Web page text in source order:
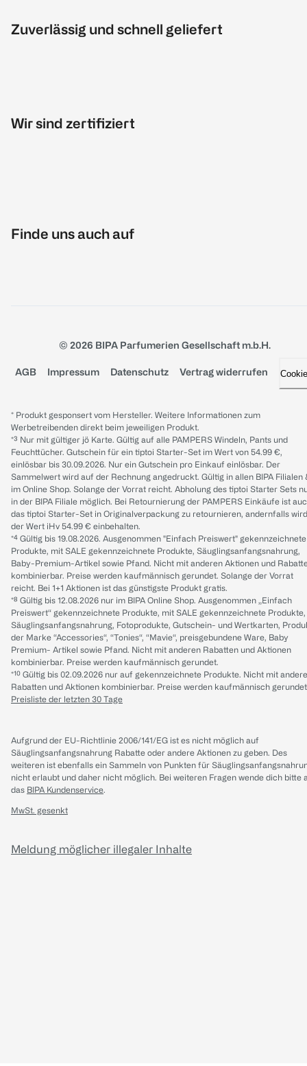
Zuverlässig und schnell geliefert
Wir sind zertifiziert
Finde uns auch auf
© 2026 BIPA Parfumerien Gesellschaft m.b.H.
AGB Impressum Datenschutz Vertrag widerrufen
* Produkt gesponsert vom Hersteller. Weitere Informationen zum
Werbetreibenden direkt beim jeweiligen Produkt.
*³ Nur mit gültiger jö Karte. Gültig auf alle PAMPERS Windeln, Pants und
Feuchttücher. Gutschein für ein tiptoi Starter-Set im Wert von 54.99 €,
einlösbar bis 30.09.2026. Nur ein Gutschein pro Einkauf einlösbar. Der
Sammelwert wird auf der Rechnung angedruckt. Gültig in allen BIPA Filialen
im Online Shop. Solange der Vorrat reicht. Abholung des tiptoi Starter Sets
in der BIPA Filiale möglich. Bei Retournierung der PAMPERS Einkäufe ist
das tiptoi Starter-Set in Originalverpackung zu retournieren, andernfalls wird
der Wert iHv 54.99 € einbehalten.
*⁴ Gültig bis 19.08.2026. Ausgenommen "Einfach Preiswert" gekennzeichnete
Produkte, mit SALE gekennzeichnete Produkte, Säuglingsanfangsnahrung,
Baby-Premium-Artikel sowie Pfand. Nicht mit anderen Aktionen und
kombinierbar. Preise werden kaufmännisch gerundet. Solange der Vorrat
reicht. Bei 1+1 Aktionen ist das günstigste Produkt gratis.
*⁸ Gültig bis 12.08.2026 nur im BIPA Online Shop. Ausgenommen „Einfach
Preiswert“ gekennzeichnete Produkte, mit SALE gekennzeichnete Produkte,
Säuglingsanfangsnahrung, Fotoprodukte, Gutschein- und Wertkarten,
der Marke “Accessories“, “Tonies“, “Mavie“, preisgebundene Ware, Baby
Premium- Artikel sowie Pfand. Nicht mit anderen Rabatten und Aktionen
kombinierbar. Preise werden kaufmännisch gerundet.
*¹⁰ Gültig bis 02.09.2026 nur auf gekennzeichnete Produkte. Nicht mit
Rabatten und Aktionen kombinierbar. Preise werden kaufmännisch
Preisliste der letzten 30 Tage
Aufgrund der EU-Richtlinie 2006/141/EG ist es nicht möglich auf
Säuglingsanfangsnahrung Rabatte oder andere Aktionen zu geben. Des
weiteren ist ebenfalls ein Sammeln von Punkten für
nicht erlaubt und daher nicht möglich. Bei weiteren Fragen wende dich bitte
das BIPA Kundenservice.
MwSt. gesenkt
Meldung möglicher illegaler Inhalte